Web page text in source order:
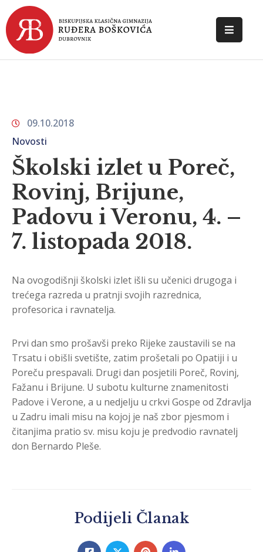
POČETNA
DOKUMENTI
KONTAKT
09.10.2018
Novosti
Školski izlet u Poreč,
Rovinj, Brijune,
Padovu i Veronu, 4. –
7. listopada 2018.
Na ovogodišnji školski izlet išli su učenici drugoga i
trećega razreda u pratnji svojih razrednica,
profesorica i ravnatelja.
Prvi dan smo prošavši preko Rijeke zaustavili se na
Trsatu i obišli svetište, zatim prošetali po Opatiji i u
Poreču prespavali. Drugi dan posjetili Poreč, Rovinj,
Fažanu i Brijune. U subotu kulturne znamenitosti
Padove i Verone, a u nedjelju u crkvi Gospe od Zdravlja
u Zadru imali misu na kojoj je naš zbor pjesmom i
čitanjima pratio sv. misu koju je predvodio ravnatelj
don Bernardo Pleše.
Podijeli Članak